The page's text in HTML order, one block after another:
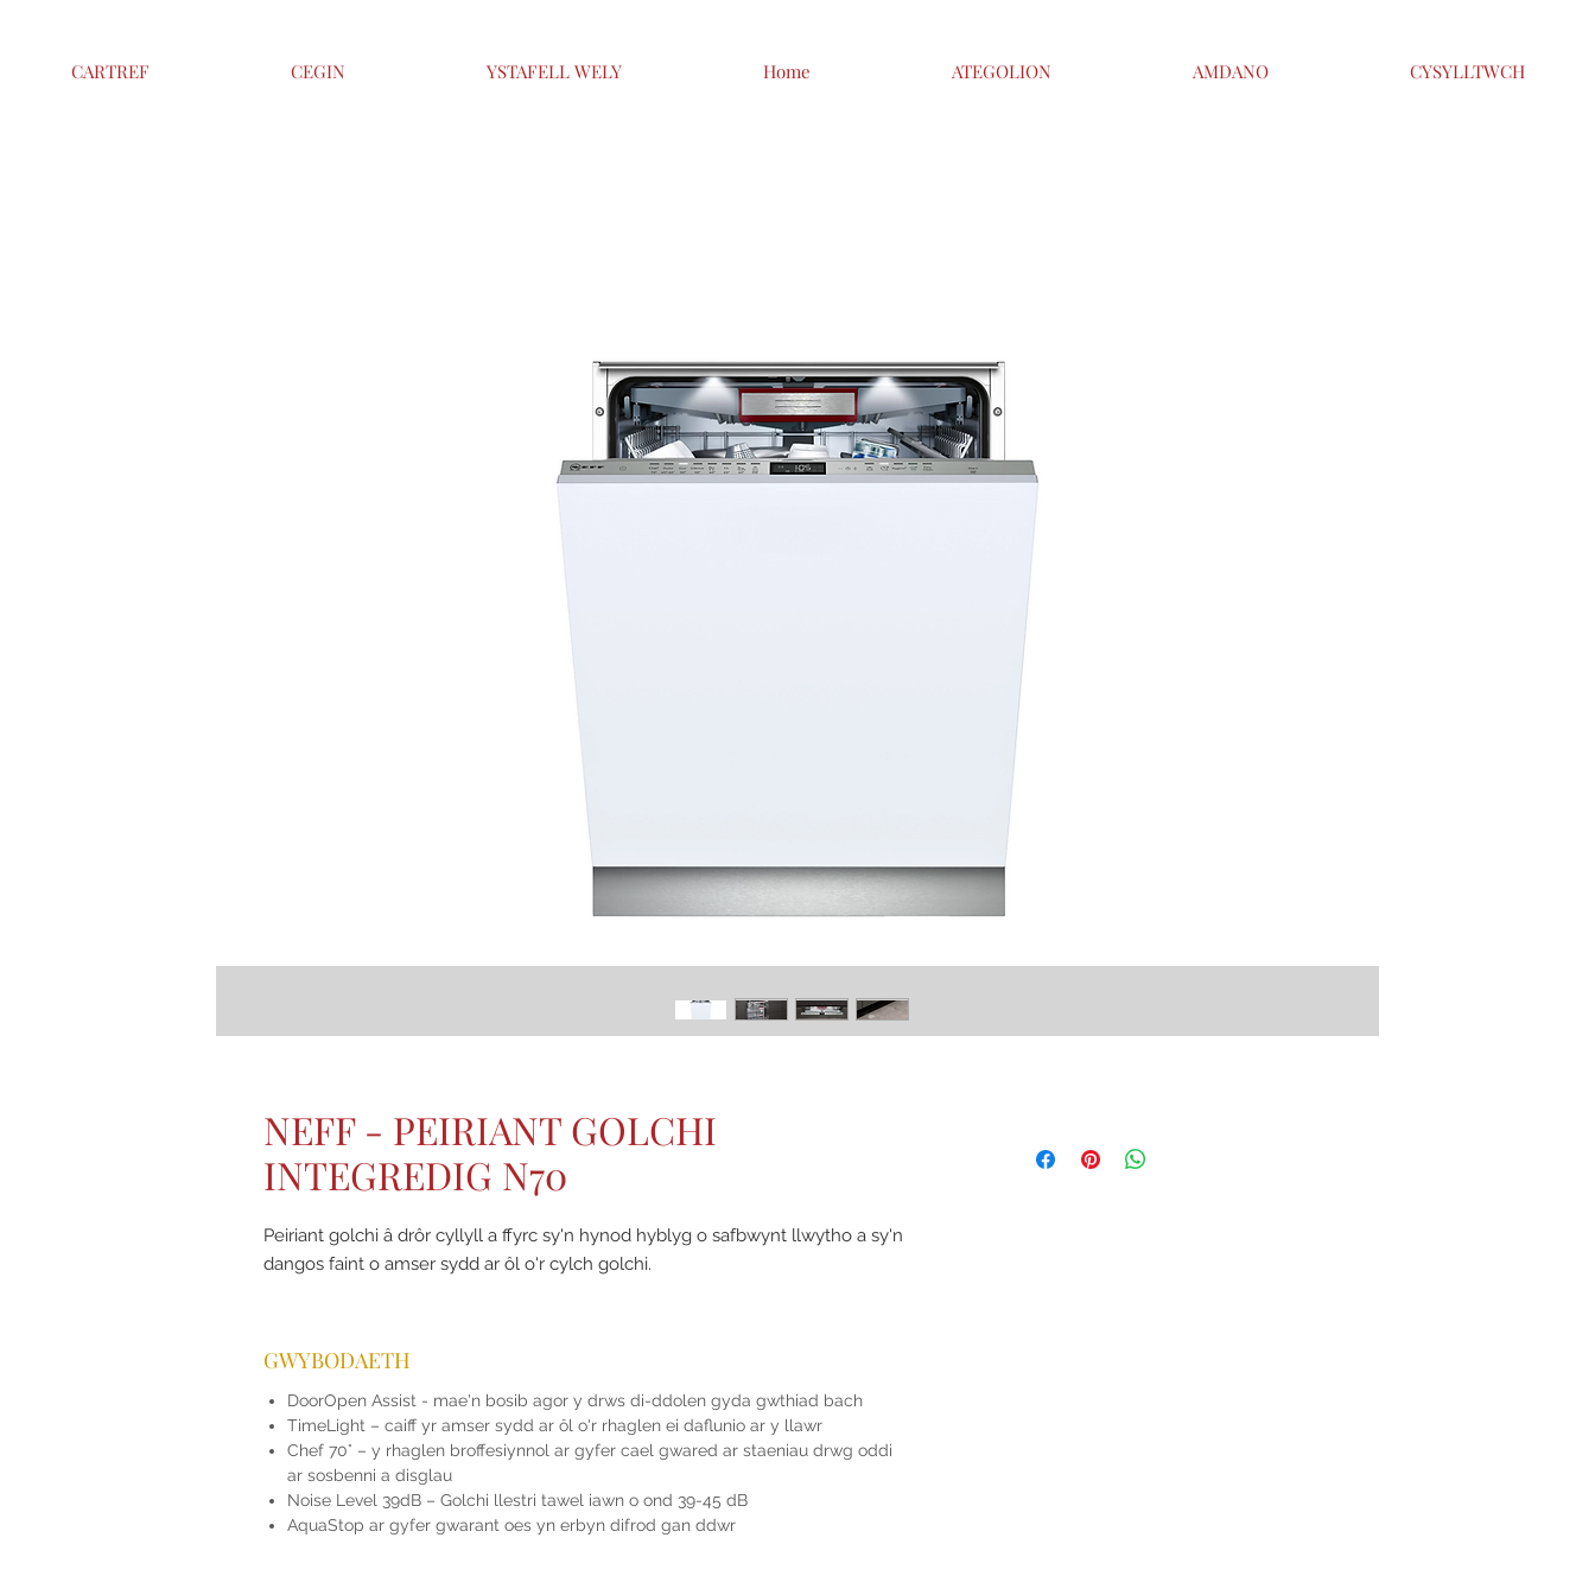
CARTREF CEGIN YSTAFELL WELY Home ATEGOLION AMDANO CYSYLLTWCH
NEFF - PEIRIANT GOLCHI
INTEGREDIG N70
Peiriant golchi â drôr cyllyll a ffyrc sy'n hynod hyblyg o safbwynt llwytho a sy'n
dangos faint o amser sydd ar ôl o'r cylch golchi.
GWYBODAETH
DoorOpen Assist - mae'n bosib agor y drws di-ddolen gyda gwthiad bach
TimeLight – caiff yr amser sydd ar ôl o'r rhaglen ei daflunio ar y llawr
Chef 70° – y rhaglen broffesiynnol ar gyfer cael gwared ar staeniau drwg oddi
ar sosbenni a disglau
Noise Level 39dB – Golchi llestri tawel iawn o ond 39-45 dB
AquaStop ar gyfer gwarant oes yn erbyn difrod gan ddwr